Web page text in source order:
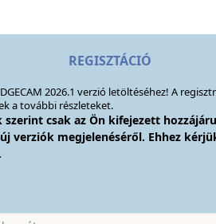
REGISZTÁCIÓ
2026.1 verzió letöltéséhez! A
a további részleteket.
csak az Ön kifejezett
verziók megjelenéséről. Ehhez